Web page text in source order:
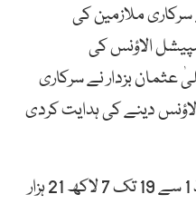
سرکاری ملازمین کی
اور 10 فیصد اسپیشل الاؤنس کی
عثمان بزدار نے سرکاری
الاؤنس دینے کی ہدایت کردی
پنجاب حکومت کے مطابق گریڈ 1 سے 19 تک 7 لاکھ 21 ہزار